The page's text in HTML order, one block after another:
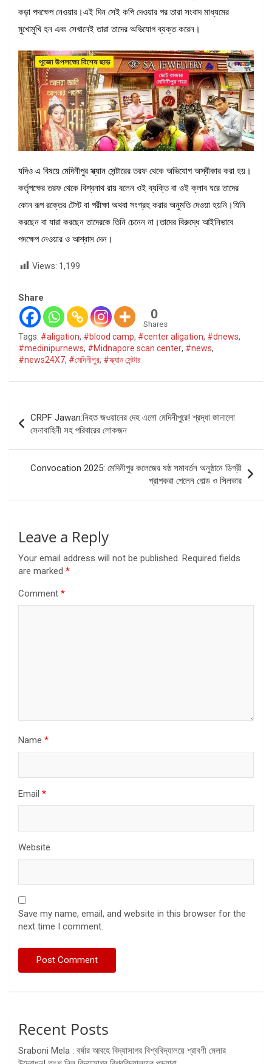
কড়া পদক্ষেপ নেওয়ার।এই দিন সেই কপি দেওয়ার পর তারা সংবাদ মাধ্যমের
মুখোমুখি হন এবং সেখানেই তারা তাদের অভিযোগ ব্যক্ত করেন।
যদিও এ বিষয়ে মেদিনীপুর স্ক্যান সেন্টারের তরফ থেকে অভিযোগ অস্বীকার করা হয়।
কর্তৃপক্ষের তরফ থেকে বিশ্বনাথ রায় বলেন ওই ব্যক্তি বা ওই ক্লাব ঘরে তাদের
কোন রূপ রক্তের টেস্ট বা পরীক্ষা অথবা সংগ্রহ করার অনুমতি দেওয়া হয়নি।যিনি
করছেন বা যারা করছেন তাদেরকে তিনি চেনেন না।তাদের বিরুদ্ধে আইনিভাবে
পদক্ষেপ নেওয়ার ও আশ্বাস দেন।
Views: 1,199
Share
0
Shares
Tags: #aligation, #blood camp, #center aligation, #dnews,
#medinipurnews, #Midnapore scan center, #news,
#news24X7, #মেদিনীপুর, #স্ক্যান সেন্টার
Post
navigation
CRPF Jawan:নিহত জওয়ানের দেহ এলো মেদিনীপুরে! শ্রদ্ধা জানালো
সেনাবাহিনী সহ পরিবারের লোকজন
Convocation 2025: মেদিনীপুর কলেজের ষষ্ঠ সমাবর্তন অনুষ্ঠানে ডিগ্রী
প্রাপকরা পেলেন গোল্ড ও সিলভার
Leave a Reply
Your email address will not be published. Required fields
are marked *
Comment *
Name *
Email *
Website
Save my name, email, and website in this browser for the
next time I comment.
Recent Posts
Sraboni Mela : বর্ষার আবহে বিদ্যাসাগর বিশ্ববিদ্যালয়ে শ্রাবণী মেলার